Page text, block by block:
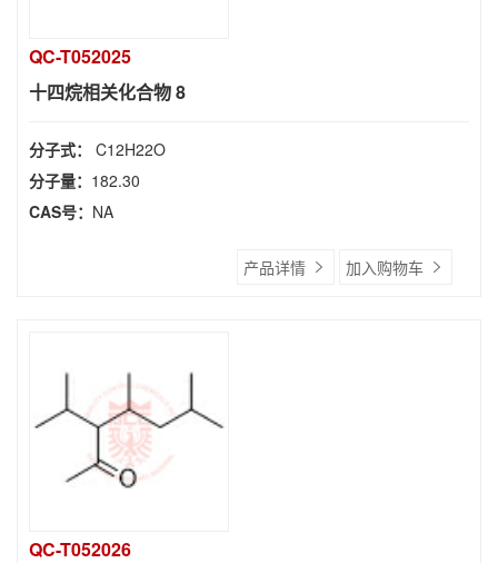
QC-T052025
十四烷相关化合物 8
分子式： C12H22O
分子量： 182.30
CAS号： NA
产品详情 加入购物车
QC-T052026